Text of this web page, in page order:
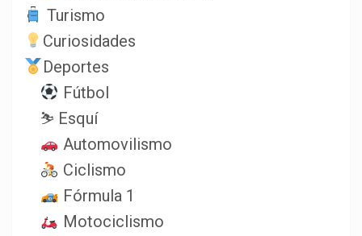
Turismo
Curiosidades
Deportes
Fútbol
⛷️ Esquí
Automovilismo
Ciclismo
Fórmula 1
Motociclismo